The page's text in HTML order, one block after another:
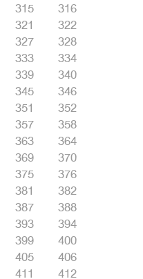
315
316
321
322
327
328
333
334
339
340
345
346
351
352
357
358
363
364
369
370
375
376
381
382
387
388
393
394
399
400
405
406
411
412